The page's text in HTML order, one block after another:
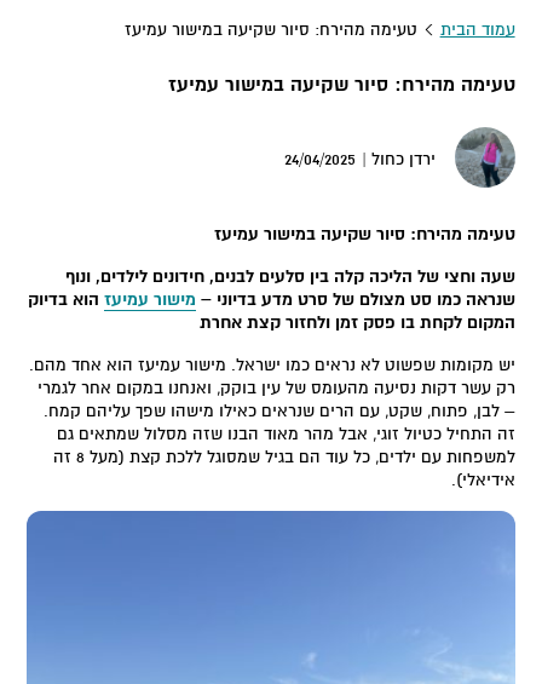
עמוד הבית טעימה מהירח: סיור שקיעה במישור עמיעז
טעימה מהירח: סיור שקיעה במישור עמיעז
ירדן כחול | 24/04/2025
טעימה מהירח: סיור שקיעה במישור עמיעז
שעה וחצי של הליכה קלה בין סלעים לבנים, חידונים לילדים, ונוף
שנראה כמו סט מצולם של סרט מדע בדיוני – מישור עמיעז הוא בדיוק
המקום לקחת בו פסק זמן ולחזור קצת אחרת
יש מקומות שפשוט לא נראים כמו ישראל. מישור עמיעז הוא אחד מהם.
רק עשר דקות נסיעה מהעומס של עין בוקק, ואנחנו במקום אחר לגמרי
– לבן, פתוח, שקט, עם הרים שנראים כאילו מישהו שפך עליהם קמח.
זה התחיל כטיול זוגי, אבל מהר מאוד הבנו שזה מסלול שמתאים גם
למשפחות עם ילדים, כל עוד הם בגיל שמסוגל ללכת קצת (מעל 8 זה
אידיאלי).